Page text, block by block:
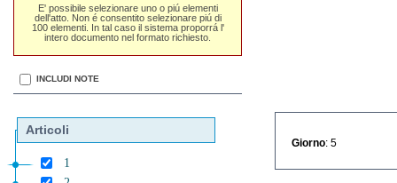
E' possibile selezionare uno o piú elementi
dell'atto. Non é consentito selezionare piú di
100 elementi. In tal caso il sistema proporrá l'
intero documento nel formato richiesto.
INCLUDI NOTE
Articoli
1
Giorno : 5